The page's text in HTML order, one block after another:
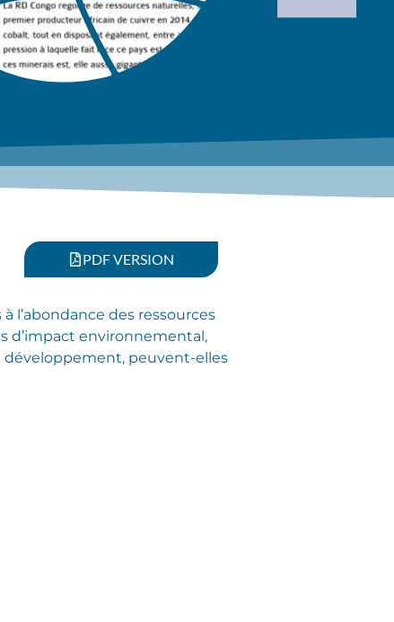
PDF VERSION
l’abondance des ressources
d’impact environnemental,
développement, peuvent-elles